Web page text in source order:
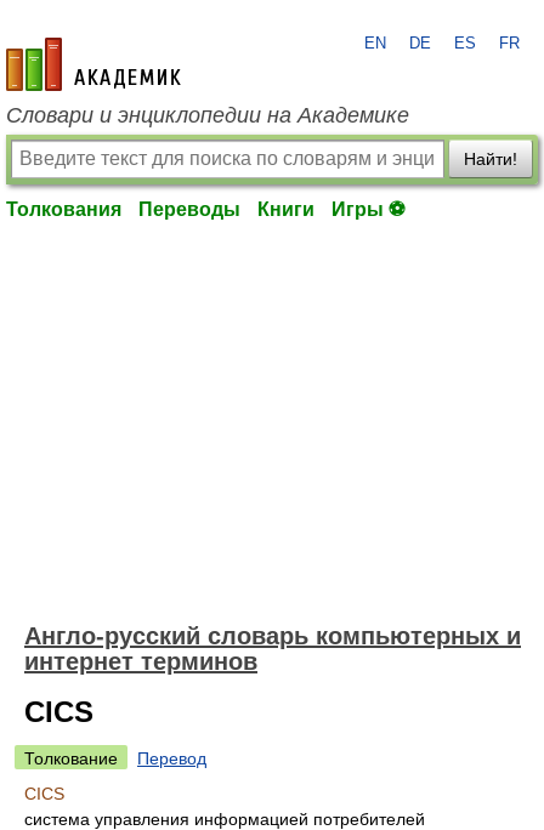
academic.ru
EN DE ES FR
Словари и энциклопедии на Академике
Найти!
Толкования Переводы Книги Игры ⚽
Англо-русский словарь компьютерных и
интернет терминов
CICS
Толкование
Перевод
CICS
система управления информацией потребителей